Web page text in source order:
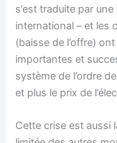
s’est traduite par
international – et les
(baisse de l’offre)
importantes et
système de l’ordre
et plus le prix de
Cette crise est aussi